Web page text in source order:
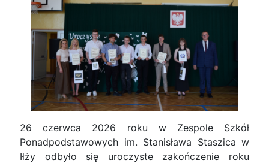
26 czerwca 2026 roku w Zespole Szkół
Ponadpodstawowych im. Stanisława Staszica w
Iłży odbyło się uroczyste zakończenie roku